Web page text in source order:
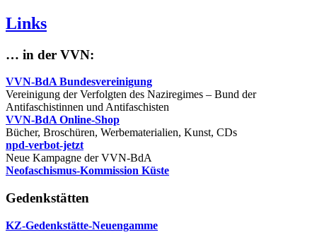
Links
… in der VVN:
VVN-BdA Bundesvereinigung
Vereinigung der Verfolgten des Naziregimes – Bund der
Antifaschistinnen und Antifaschisten
VVN-BdA Online-Shop
Bücher, Broschüren, Werbematerialien, Kunst, CDs
npd-verbot-jetzt
Neue Kampagne der VVN-BdA
Neofaschismus-Kommission Küste
Gedenkstätten
KZ-Gedenkstätte-Neuengamme